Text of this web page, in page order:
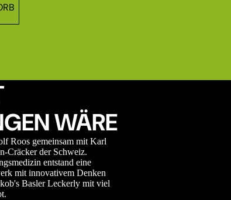
WÄRE
Roos gemeinsam mit Karl
Cräcker der Schweiz.
entstand eine
mit innovativem Denken
Basler Leckerly mit viel